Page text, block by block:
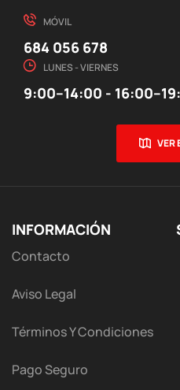
MÓVIL
684 056 678
LUNES - VIERNES
9:00–14:00 -
VER
INFORMACIÓN
Contacto
Aviso Legal
Términos Y Condiciones
Pago Seguro